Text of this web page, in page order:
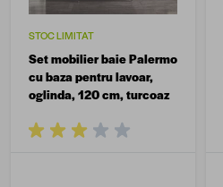
STOC LIMITAT
Set mobilier baie Palermo
cu baza pentru lavoar,
oglinda, 120 cm, turcoaz